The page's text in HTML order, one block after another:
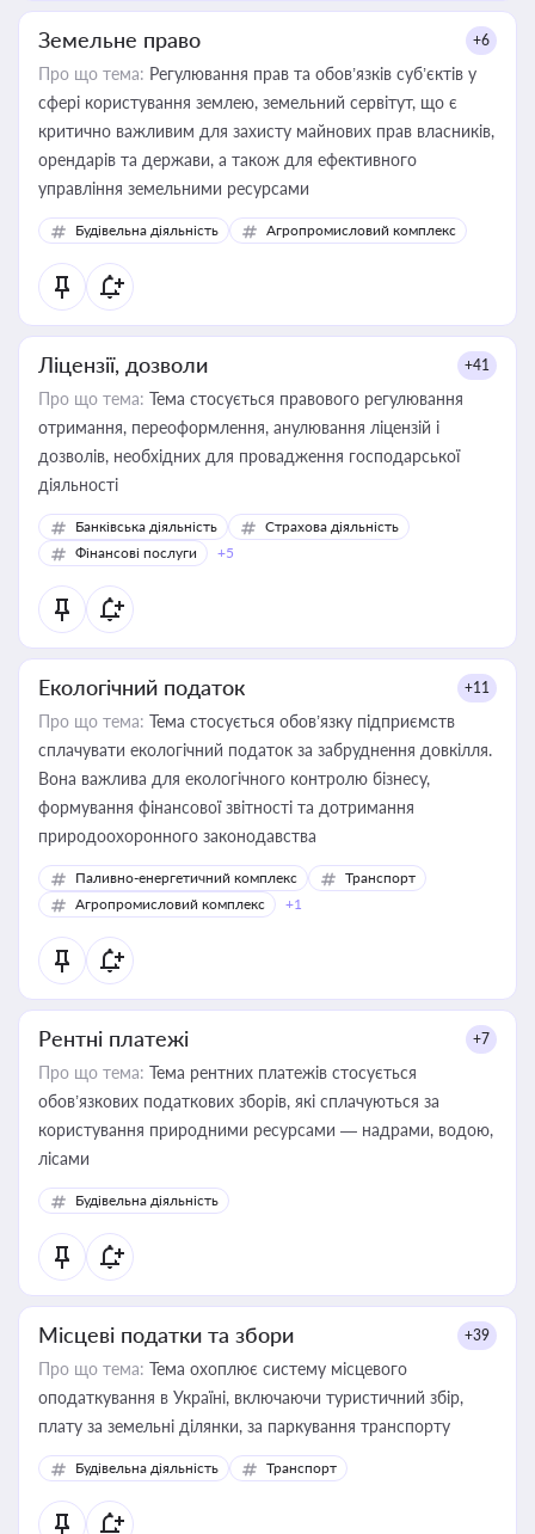
Земельне право +6
Про що тема: Регулювання прав та обов’язків суб’єктів у
сфері користування землею, земельний сервітут, що є
критично важливим для захисту майнових прав власників,
орендарів та держави, а також для ефективного
управління земельними ресурсами
Будівельна діяльність Агропромисловий комплекс
Ліцензії, дозволи +41
Про що тема: Тема стосується правового регулювання
отримання, переоформлення, анулювання ліцензій і
дозволів, необхідних для провадження господарської
діяльності
Банківська діяльність
Страхова діяльність
Фінансові послуги
+5
Екологічний податок +11
Про що тема: Тема стосується обов’язку підприємств
сплачувати екологічний податок за забруднення довкілля.
Вона важлива для екологічного контролю бізнесу,
формування фінансової звітності та дотримання
природоохоронного законодавства
Паливно-енергетичний комплекс
Транспорт
Агропромисловий комплекс
+1
Рентні платежі +7
Про що тема: Тема рентних платежів стосується
обов’язкових податкових зборів, які сплачуються за
користування природними ресурсами — надрами, водою,
лісами
Будівельна діяльність
Місцеві податки та збори +39
Про що тема: Тема охоплює систему місцевого
оподаткування в Україні, включаючи туристичний збір,
плату за земельні ділянки, за паркування транспорту
Будівельна діяльність Транспорт